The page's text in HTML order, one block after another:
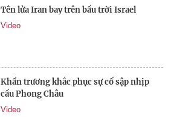
Tên lửa Iran bay trên bầu trời Israel
Video
Khẩn trương khắc phục sự cố sập nhịp
cầu Phong Châu
Video